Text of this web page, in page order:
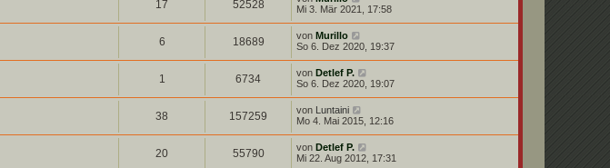
17 52528
Mi 3. Mär 2021, 17:58
6 18689 von Murillo
So 6. Dez 2020, 19:37
1 6734 von Detlef P.
So 6. Dez 2020, 19:07
38 157259 von Luntaini
Mo 4. Mai 2015, 12:16
20 55790 von Detlef P.
Mi 22. Aug 2012, 17:31